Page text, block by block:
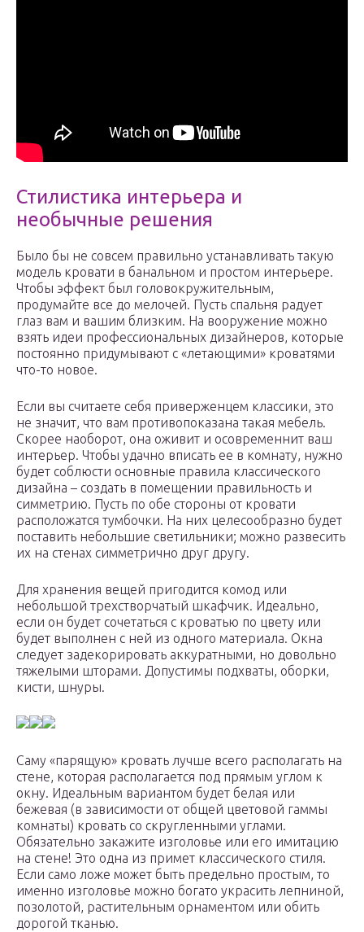
Стилистика интерьера и
необычные решения
Было бы не совсем правильно устанавливать такую
модель кровати в банальном и простом интерьере.
Чтобы эффект был головокружительным,
продумайте все до мелочей. Пусть спальня радует
глаз вам и вашим близким. На вооружение можно
взять идеи профессиональных дизайнеров, которые
постоянно придумывают с «летающими» кроватями
что-то новое.
Если вы считаете себя приверженцем классики, это
не значит, что вам противопоказана такая мебель.
Скорее наоборот, она оживит и осовременнит ваш
интерьер. Чтобы удачно вписать ее в комнату, нужно
будет соблюсти основные правила классического
дизайна – создать в помещении правильность и
симметрию. Пусть по обе стороны от кровати
расположатся тумбочки. На них целесообразно будет
поставить небольшие светильники; можно развесить
их на стенах симметрично друг другу.
Для хранения вещей пригодится комод или
небольшой трехстворчатый шкафчик. Идеально,
если он будет сочетаться с кроватью по цвету или
будет выполнен с ней из одного материала. Окна
следует задекорировать аккуратными, но довольно
тяжелыми шторами. Допустимы подхваты, оборки,
кисти, шнуры.
Саму «парящую» кровать лучше всего располагать на
стене, которая располагается под прямым углом к
окну. Идеальным вариантом будет белая или
бежевая (в зависимости от общей цветовой гаммы
комнаты) кровать со скругленными углами.
Обязательно закажите изголовье или его имитацию
на стене! Это одна из примет классического стиля.
Если само ложе может быть предельно простым, то
именно изголовье можно богато украсить лепниной,
позолотой, растительным орнаментом или обить
дорогой тканью.